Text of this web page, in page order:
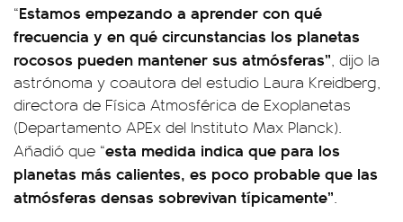
“Estamos empezando a aprender con qué
frecuencia y en qué circunstancias los planetas
rocosos pueden mantener sus atmósferas”, dijo la
astrónoma y coautora del estudio Laura Kreidberg,
directora de Física Atmosférica de Exoplanetas
(Departamento APEx del Instituto Max Planck).
Añadió que “esta medida indica que para los
planetas más calientes, es poco probable que las
atmósferas densas sobrevivan típicamente”.